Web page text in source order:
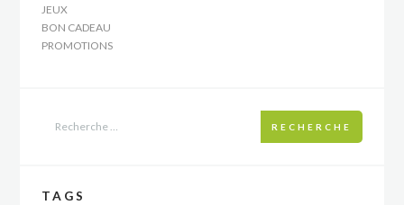
JEUX
BON CADEAU
PROMOTIONS
RECHERCHE
TAGS